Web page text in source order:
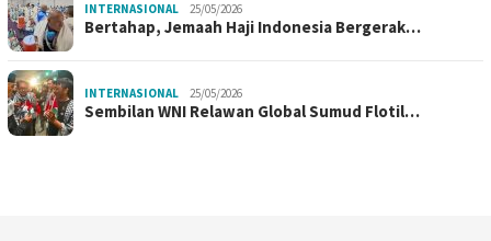
INTERNASIONAL 25/05/2026
Bertahap, Jemaah Haji Indonesia Bergerak…
INTERNASIONAL 25/05/2026
Sembilan WNI Relawan Global Sumud Flotil…